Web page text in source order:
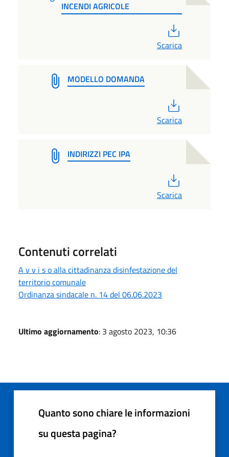
INCENDI AGRICOLE
Scarica
MODELLO DOMANDA
Scarica
INDIRIZZI PEC IPA
Scarica
Contenuti correlati
A v v i s o alla cittadinanza disinfestazione del
territorio comunale
Ordinanza sindacale n. 14 del 06.06.2023
Ultimo aggiornamento: 3 agosto 2023, 10:36
Quanto sono chiare le informazioni
su questa pagina?